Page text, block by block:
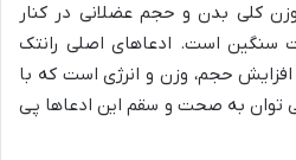
کلی بدن و حجم عضلانی در کنار
سنگین است. ادعاهای اصلی رانتک
حجم، وزن و انرژی است که با
توان به صحت و سقم این ادعاها پی